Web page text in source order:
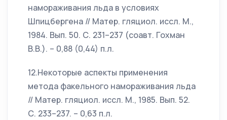
намораживания льда в условиях
Шпицбергена // Матер. гляциол. иссл. М.,
1984. Вып. 50. С. 231–237 (соавт. Гохман
В.В.). – 0,88 (0,44) п.л.
12.Некоторые аспекты применения
метода факельного намораживания льда
// Матер. гляциол. иссл. М., 1985. Вып. 52.
С. 233–237. – 0,63 п.л.